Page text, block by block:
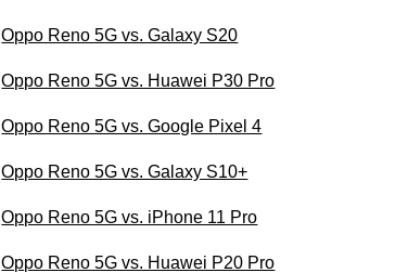
Oppo Reno 5G vs. Galaxy S20
Oppo Reno 5G vs. Huawei P30 Pro
Oppo Reno 5G vs. Google Pixel 4
Oppo Reno 5G vs. Galaxy S10+
Oppo Reno 5G vs. iPhone 11 Pro
Oppo Reno 5G vs. Huawei P20 Pro